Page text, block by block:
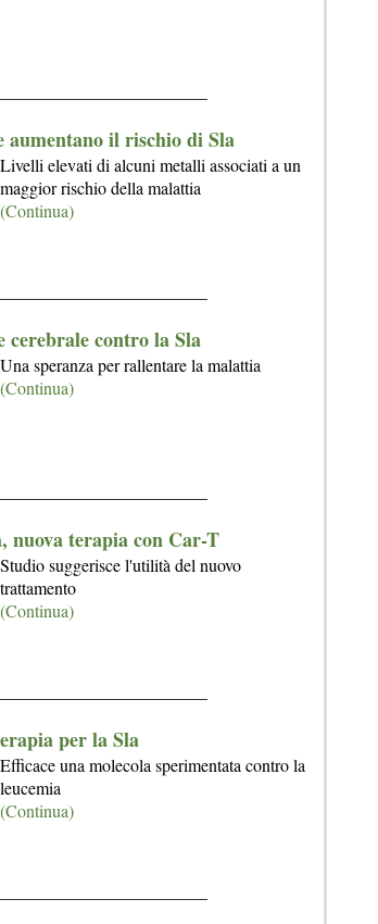
aumentano il rischio di Sla
Livelli elevati di alcuni metalli associati a un
maggior rischio della malattia
(Continua)
cerebrale contro la Sla
Una speranza per rallentare la malattia
(Continua)
nuova terapia con Car-T
Studio suggerisce l'utilità del nuovo
trattamento
(Continua)
per la Sla
Efficace una molecola sperimentata contro la
leucemia
(Continua)